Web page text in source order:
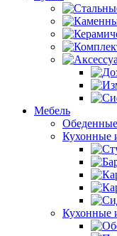
Мебель
Кухонные
Кухонные